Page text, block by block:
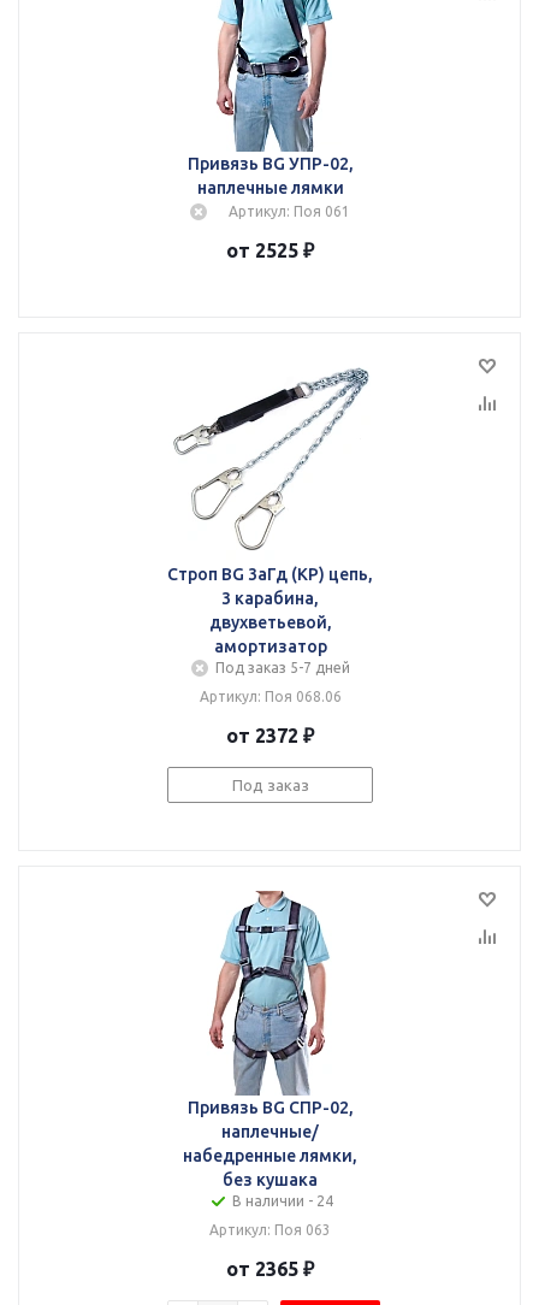
Привязь BG УПР-02,
наплечные лямки
Артикул: Поя 061
от 2525 ₽
Строп BG 3аГд (КР) цепь,
3 карабина,
двухветьевой,
амортизатор
Под заказ 5-7 дней
Артикул: Поя 068.06
от 2372 ₽
Под заказ
Привязь BG СПР-02,
наплечные/
набедренные лямки,
без кушака
В наличии - 24
Артикул: Поя 063
от 2365 ₽